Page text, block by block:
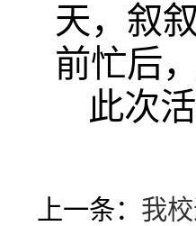
天，叙
前忙后
此次
上一条： 我